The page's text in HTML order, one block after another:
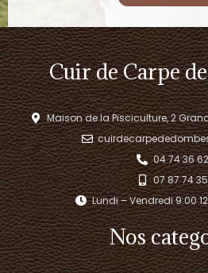
Cuir de Carpe
Maison de la Pisciculture, 2
04 74 36
07 87 74
Lundi – Vendredi 9:00
Nos